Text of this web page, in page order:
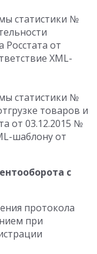
статистики №
Росстата от
XML-
статистики №
товаров и
от 03.12.2015 №
шаблону от
с
протокола
при